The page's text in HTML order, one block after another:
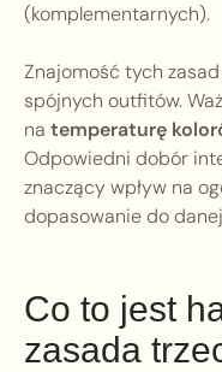
(komplementarnych).
Znajomość tych
spójnych outfitów.
na temperaturę
Odpowiedni dobór
znaczący wpływ na
dopasowanie do
Co to jest
zasada